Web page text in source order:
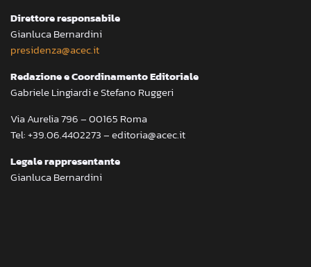
Direttore responsabile
Gianluca Bernardini
presidenza@acec.it
Redazione e Coordinamento Editoriale
Gabriele Lingiardi e Stefano Ruggeri
Via Aurelia 796 – 00165 Roma
Tel: +39.06.4402273 – editoria@acec.it
Legale rappresentante
Gianluca Bernardini